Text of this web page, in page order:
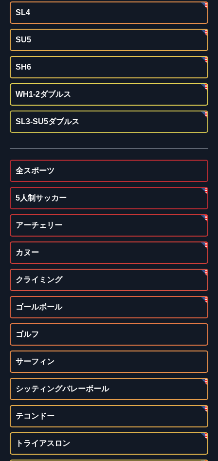
SL4
SU5
SH6
WH1-2ダブルス
SL3-SU5ダブルス
全スポーツ
5人制サッカー
アーチェリー
カヌー
クライミング
ゴールボール
ゴルフ
サーフィン
シッティングバレーボール
テコンドー
トライアスロン